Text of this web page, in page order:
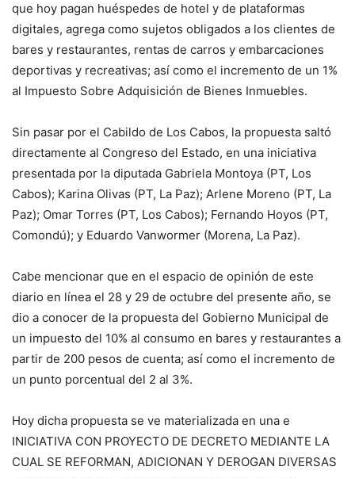
que hoy pagan huéspedes de hotel y de plataformas
digitales, agrega como sujetos obligados a los clientes de
bares y restaurantes, rentas de carros y embarcaciones
deportivas y recreativas; así como el incremento de un 1%
al Impuesto Sobre Adquisición de Bienes Inmuebles.
Sin pasar por el Cabildo de Los Cabos, la propuesta saltó
directamente al Congreso del Estado, en una iniciativa
presentada por la diputada Gabriela Montoya (PT, Los
Cabos); Karina Olivas (PT, La Paz); Arlene Moreno (PT, La
Paz); Omar Torres (PT, Los Cabos); Fernando Hoyos (PT,
Comondú); y Eduardo Vanwormer (Morena, La Paz).
Cabe mencionar que en el espacio de opinión de este
diario en línea el 28 y 29 de octubre del presente año, se
dio a conocer de la propuesta del Gobierno Municipal de
un impuesto del 10% al consumo en bares y restaurantes a
partir de 200 pesos de cuenta; así como el incremento de
un punto porcentual del 2 al 3%.
Hoy dicha propuesta se ve materializada en una e
INICIATIVA CON PROYECTO DE DECRETO MEDIANTE LA
CUAL SE REFORMAN, ADICIONAN Y DEROGAN DIVERSAS